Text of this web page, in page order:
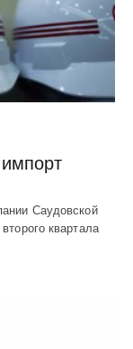
Саудовской
квартала